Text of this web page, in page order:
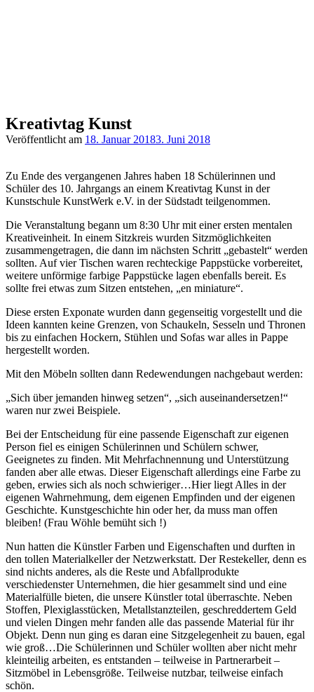
Kreativtag Kunst
Veröffentlicht am 18. Januar 20183. Juni 2018
Zu Ende des vergangenen Jahres haben 18 Schülerinnen und
Schüler des 10. Jahrgangs an einem Kreativtag Kunst in der
Kunstschule KunstWerk e.V. in der Südstadt teilgenommen.
Die Veranstaltung begann um 8:30 Uhr mit einer ersten mentalen
Kreativeinheit. In einem Sitzkreis wurden Sitzmöglichkeiten
zusammengetragen, die dann im nächsten Schritt „gebastelt“ werden
sollten. Auf vier Tischen waren rechteckige Pappstücke vorbereitet,
weitere unförmige farbige Pappstücke lagen ebenfalls bereit. Es
sollte frei etwas zum Sitzen entstehen, „en miniature“.
Diese ersten Exponate wurden dann gegenseitig vorgestellt und die
Ideen kannten keine Grenzen, von Schaukeln, Sesseln und Thronen
bis zu einfachen Hockern, Stühlen und Sofas war alles in Pappe
hergestellt worden.
Mit den Möbeln sollten dann Redewendungen nachgebaut werden:
„Sich über jemanden hinweg setzen“, „sich auseinandersetzen!“
waren nur zwei Beispiele.
Bei der Entscheidung für eine passende Eigenschaft zur eigenen
Person fiel es einigen Schülerinnen und Schülern schwer,
Geeignetes zu finden. Mit Mehrfachnennung und Unterstützung
fanden aber alle etwas. Dieser Eigenschaft allerdings eine Farbe zu
geben, erwies sich als noch schwieriger…Hier liegt Alles in der
eigenen Wahrnehmung, dem eigenen Empfinden und der eigenen
Geschichte. Kunstgeschichte hin oder her, da muss man offen
bleiben! (Frau Wöhle bemüht sich !)
Nun hatten die Künstler Farben und Eigenschaften und durften in
den tollen Materialkeller der Netzwerkstatt. Der Restekeller, denn es
sind nichts anderes, als die Reste und Abfallprodukte
verschiedenster Unternehmen, die hier gesammelt sind und eine
Materialfülle bieten, die unsere Künstler total überraschte. Neben
Stoffen, Plexiglasstücken, Metallstanzteilen, geschreddertem Geld
und vielen Dingen mehr fanden alle das passende Material für ihr
Objekt. Denn nun ging es daran eine Sitzgelegenheit zu bauen, egal
wie groß…Die Schülerinnen und Schüler wollten aber nicht mehr
kleinteilig arbeiten, es entstanden – teilweise in Partnerarbeit –
Sitzmöbel in Lebensgröße. Teilweise nutzbar, teilweise einfach
schön.